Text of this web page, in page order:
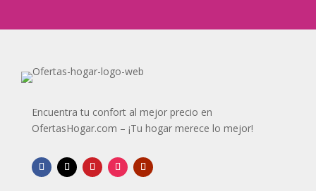
Encuentra tu confort al mejor precio en
OfertasHogar.com – ¡Tu hogar merece lo mejor!